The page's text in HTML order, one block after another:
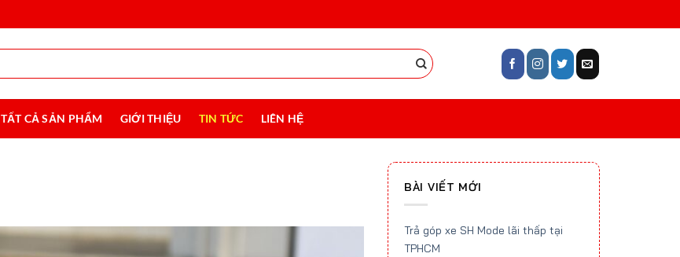
TẤT CẢ SẢN PHẨM GIỚI THIỆU TIN TỨC LIÊN HỆ
BÀI VIẾT MỚI
Trả góp xe SH Mode lãi thấp tại
TPHCM